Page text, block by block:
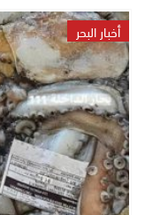
أخبار البحر